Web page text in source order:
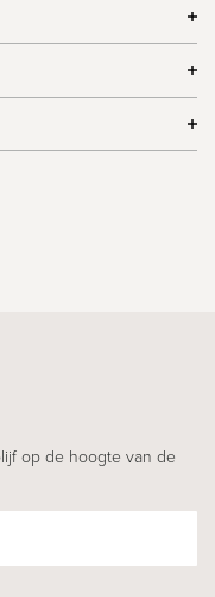
op de hoogte van de